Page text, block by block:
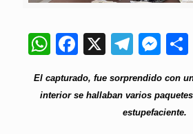
WhatsApp
Facebook
X
El capturado, fue sorprendido con
interior se hallaban varios
estupefaciente.